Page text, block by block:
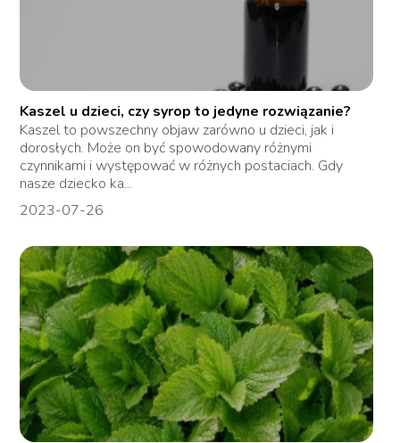
Kaszel u dzieci, czy syrop to jedyne rozwiązanie?
Kaszel to powszechny objaw zarówno u dzieci, jak i
dorosłych. Może on być spowodowany różnymi
czynnikami i występować w różnych postaciach. Gdy
nasze dziecko ka...
2023-07-26